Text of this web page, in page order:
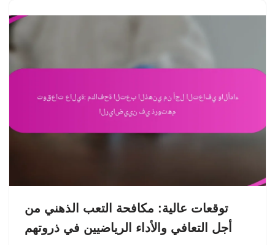
توقعات عالية: مكافحة التعب الذهني من
أجل التعافي والأداء الرياضيين في ذروتهم